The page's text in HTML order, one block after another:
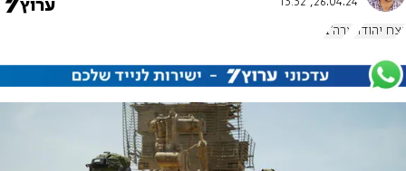
נצח יהודה ארה"ב